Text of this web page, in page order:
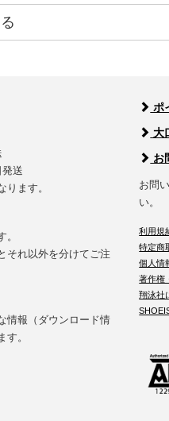
送
ます。
それ以外を分けてご注
情報（ダウンロード情
。
ポ
大
お
お問
い。
利用規
特定商
個人情
著作権
翔泳社